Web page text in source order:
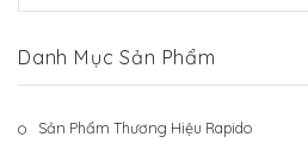
Phụ Kiện Phòng Tắm – Bếp VINA
Danh Mục Sản Phẩm
Sản Phẩm Thương Hiệu Rapido